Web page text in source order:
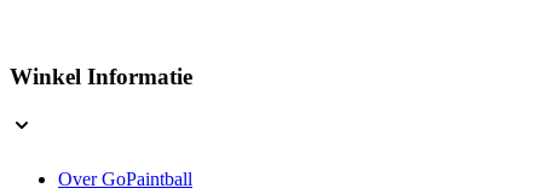
Winkel Informatie
Over GoPaintball